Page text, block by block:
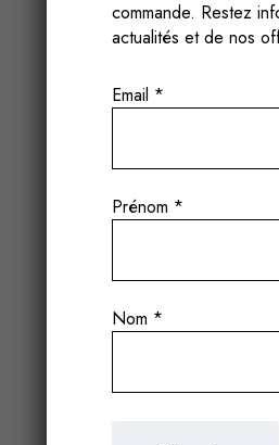
commande. Restez
actualités et de nos
Email *
Prénom *
Nom *